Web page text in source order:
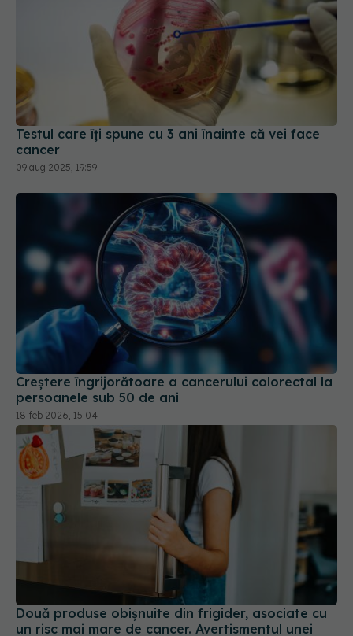
Testul care îți spune cu 3 ani înainte că vei face
cancer
09 aug 2025, 19:59
Creștere îngrijorătoare a cancerului colorectal la
persoanele sub 50 de ani
18 feb 2026, 15:04
Două produse obișnuite din frigider, asociate cu
un risc mai mare de cancer. Avertismentul unei